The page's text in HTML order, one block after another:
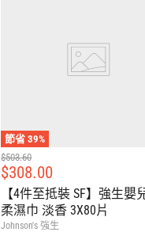
節省39%
建
議
零
售
價
$503.60
售
價
$308.00
【4件至抵裝 SF】強生嬰
柔濕巾 淡香 3X80片
Johnson's 強生